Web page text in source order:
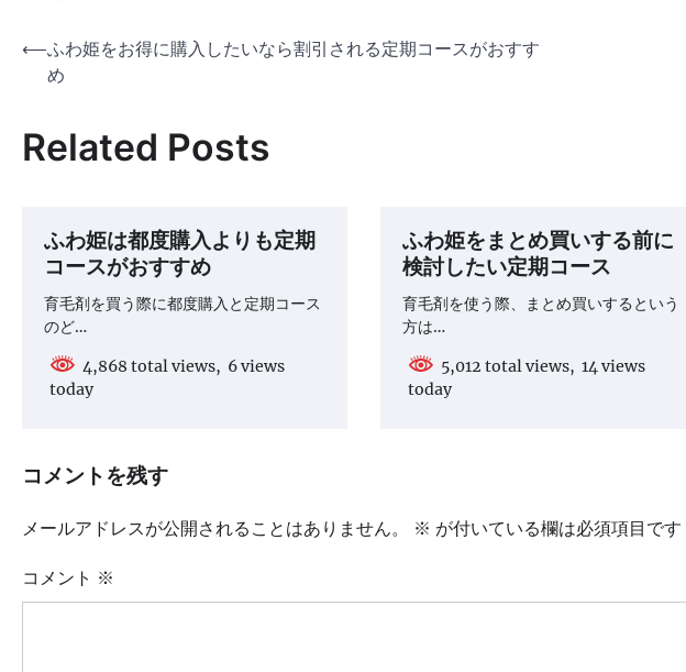
投
ビ
シ
ョ
ン
⟵ふわ姫をお得に購入したいなら割引される定期コースがおすす
め
Related Posts
ふわ姫は都度購入よりも定期
コースがおすすめ
育毛剤を買う際に都度購入と定期コース
のど…
4,868 total views, 6 views
today
ふわ姫をまとめ買いする前に
検討したい定期コース
育毛剤を使う際、まとめ買いするという
方は…
5,012 total views, 14 views
today
コメントを残す
メールアドレスが公開されることはありません。 ※ が付いている欄は必須項目です
コメント ※